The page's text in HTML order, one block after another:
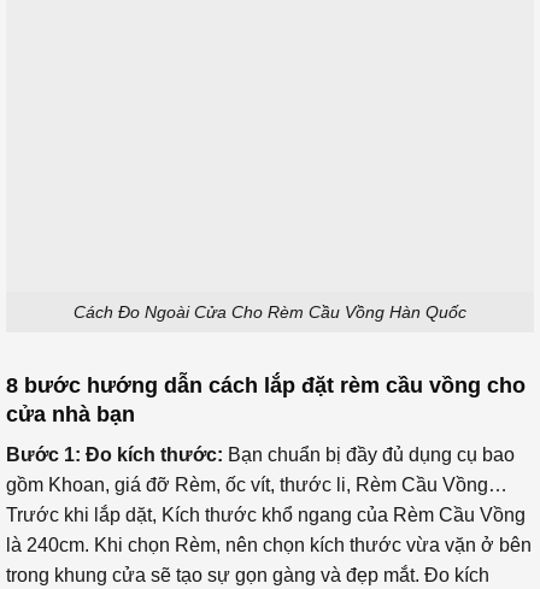
Cách Đo Ngoài Cửa Cho Rèm Cầu Vồng Hàn Quốc
8 bước hướng dẫn cách lắp đặt rèm cầu vồng cho
cửa nhà bạn
Bước 1: Đo kích thước: Bạn chuẩn bị đầy đủ dụng cụ bao
gồm Khoan, giá đỡ Rèm, ốc vít, thước li, Rèm Cầu Vồng…
Trước khi lắp dặt, Kích thước khổ ngang của Rèm Cầu Vồng
là 240cm. Khi chọn Rèm, nên chọn kích thước vừa vặn ở bên
trong khung cửa sẽ tạo sự gọn gàng và đẹp mắt. Đo kích